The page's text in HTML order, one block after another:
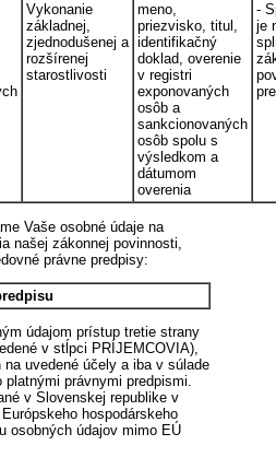
Vykonanie
základnej,
zjednodušenej a
rozšírenej
starostlivosti
meno,
priezvisko, titul,
identifikačný
doklad, overenie
v registri
exponovaných
osôb a
sankcionovaných
osôb spolu s
výsledkom a
dátumom
overenia
-
je
Vaše osobné údaje na
našej zákonnej povinnosti,
právne predpisy:
údajom prístup tretie strany
v stĺpci PRÍJEMCOVIA),
uvedené účely a iba v súlade
právnymi predpismi.
v Slovenskej republike v
hospodárskeho
osobných údajov mimo EÚ